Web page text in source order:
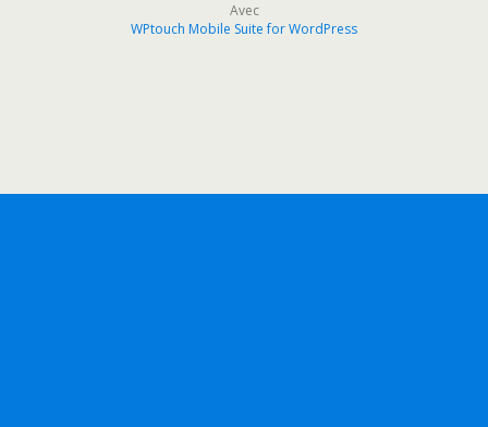
Avec
WPtouch Mobile Suite for WordPress